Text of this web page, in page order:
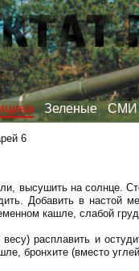
Зеленые СМИ
6
высушить на солнце.
Добавить в настой
кашле, слабой
расплавить и
бронхите (вместо углей